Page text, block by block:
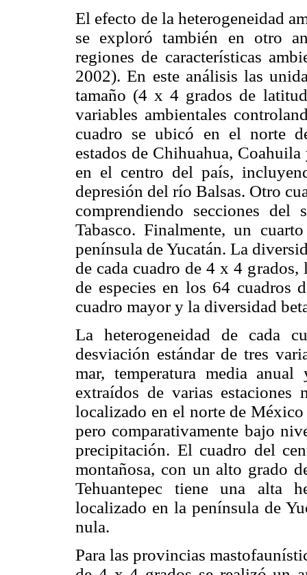
El efecto de la heterogeneidad
se exploró también en otro
regiones de características
2002). En este análisis las
tamaño (4 x 4 grados de
variables ambientales
cuadro se ubicó en el norte
estados de Chihuahua,
en el centro del país,
depresión del río Balsas. Otro
comprendiendo secciones del
Tabasco. Finalmente, un
península de Yucatán. La
de cada cuadro de 4 x 4
de especies en los 64 cuadros
cuadro mayor y la diversidad
La heterogeneidad de cada
desviación estándar de tres
mar, temperatura media
extraídos de varias estaciones
localizado en el norte de
pero comparativamente bajo
precipitación. El cuadro del
montañosa, con un alto grado
Tehuantepec tiene una alta
localizado en la península de
nula.
Para las provincias